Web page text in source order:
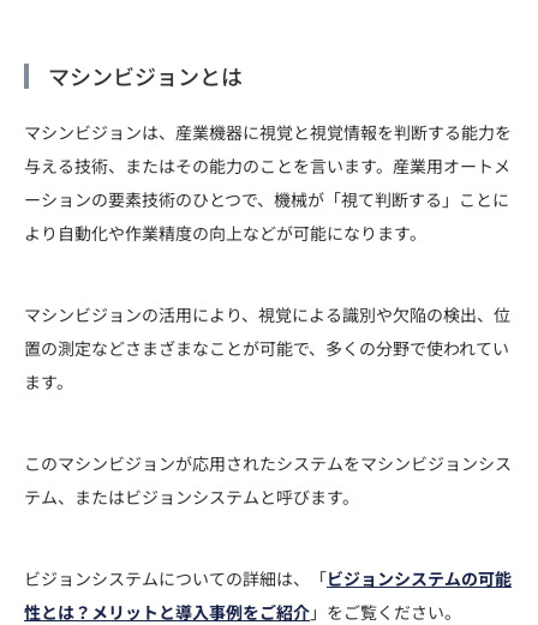
マシンビジョンとは
マシンビジョンは、産業機器に視覚と視覚情報を判断する能力を
与える技術、またはその能力のことを言います。産業用オートメ
ーションの要素技術のひとつで、機械が「視て判断する」ことに
より自動化や作業精度の向上などが可能になります。
マシンビジョンの活用により、視覚による識別や欠陥の検出、位
置の測定などさまざまなことが可能で、多くの分野で使われてい
ます。
このマシンビジョンが応用されたシステムをマシンビジョンシス
テム、またはビジョンシステムと呼びます。
ビジョンシステムについての詳細は、「ビジョンシステムの可能
性とは？メリットと導入事例をご紹介」をご覧ください。